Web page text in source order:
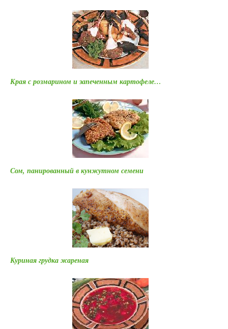
Края с розмарином и запеченным картофеле…
Сом, панированный в кунжутном семени
Куриная грудка жареная